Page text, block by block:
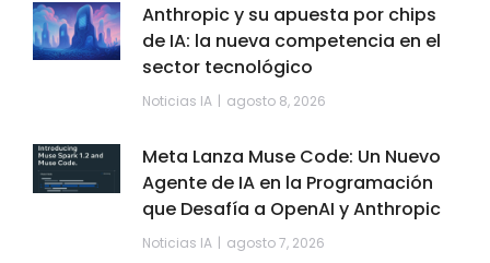
Anthropic y su apuesta por chips
de IA: la nueva competencia en el
sector tecnológico
Noticias IA agosto 8, 2026
Meta Lanza Muse Code: Un Nuevo
Agente de IA en la Programación
que Desafía a OpenAI y Anthropic
Noticias IA agosto 7, 2026